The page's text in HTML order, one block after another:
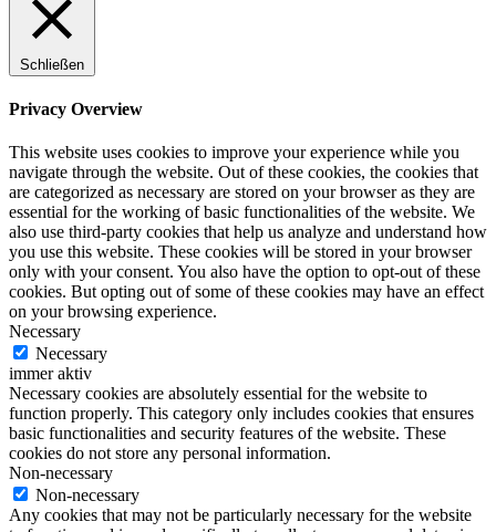
Schließen
Privacy Overview
This website uses cookies to improve your experience while you
navigate through the website. Out of these cookies, the cookies that
are categorized as necessary are stored on your browser as they are
essential for the working of basic functionalities of the website. We
also use third-party cookies that help us analyze and understand how
you use this website. These cookies will be stored in your browser
only with your consent. You also have the option to opt-out of these
cookies. But opting out of some of these cookies may have an effect
on your browsing experience.
Necessary
Necessary
immer aktiv
Necessary cookies are absolutely essential for the website to
function properly. This category only includes cookies that ensures
basic functionalities and security features of the website. These
cookies do not store any personal information.
Non-necessary
Non-necessary
Any cookies that may not be particularly necessary for the website